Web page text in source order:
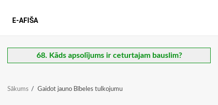
E-AFIŠA
68. Kāds apsolījums ir ceturtajam bauslim?
Sākums Gaidot jauno Bībeles tulkojumu